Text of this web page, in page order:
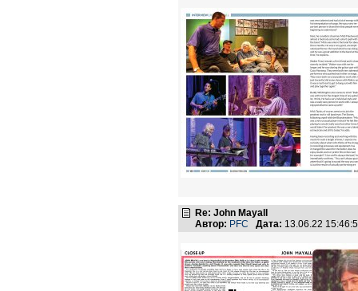
Re: John Mayall
Автор: PFC Дата: 13.06.22